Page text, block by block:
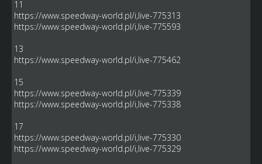
11
https://www.speedway-world.pl/i,live-775313
https://www.speedway-world.pl/i,live-775593
13
https://www.speedway-world.pl/i,live-775462
15
https://www.speedway-world.pl/i,live-775339
https://www.speedway-world.pl/i,live-775338
17
https://www.speedway-world.pl/i,live-775330
https://www.speedway-world.pl/i,live-775329